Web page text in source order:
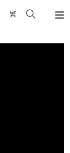
繁
弹